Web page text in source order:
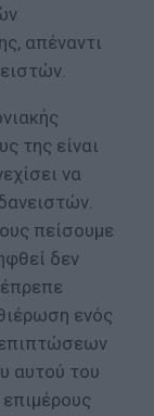
απέναντι
της είναι
να
πείσουμε
δεν
ενός
επιπτώσεων
αυτού του